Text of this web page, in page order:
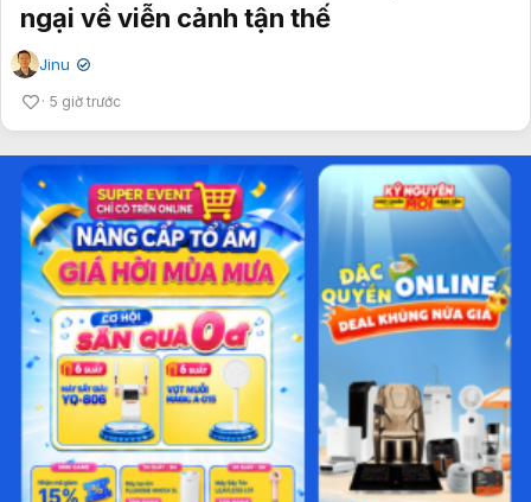
ngại về viễn cảnh tận thế
Jinu ✔
5 giờ trước